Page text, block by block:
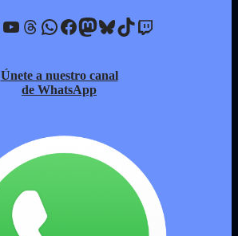
YouTube Threads WhatsApp Facebook Mastodon Bluesky TikTok Twitch
Únete a nuestro canal
de WhatsApp